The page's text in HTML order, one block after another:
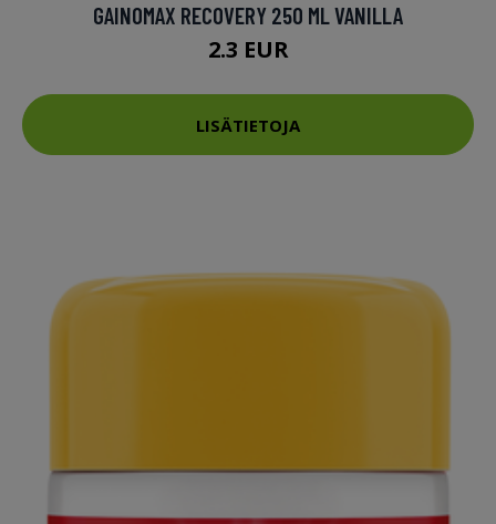
GAINOMAX RECOVERY 250 ML VANILLA
2.3 EUR
LISÄTIETOJA